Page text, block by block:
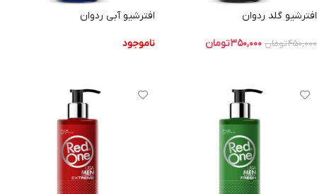
افترشیو گلد ردوان
۴۵۰,۰۰۰تومان ۳۵۰,۰۰۰تومان
افترشیو آبی ردوان
ناموجود